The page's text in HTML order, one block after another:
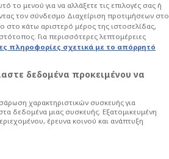
το ματς
που
το μενού για να αλλάξετε τις επιλογές σας ή
τον σύνδεσμο Διαχείριση προτιμήσεων στο
στο κάτω αριστερό μέρος της ιστοσελίδας,
Για περισσότερες λεπτομέρειες
πληροφορίες σχετικά με το απόρρητό
δεδομένα προκειμένου να
χαρακτηριστικών συσκευής για
δεδομένα μιας συσκευής. Εξατομικευμένη
έρευνα κοινού και ανάπτυξη